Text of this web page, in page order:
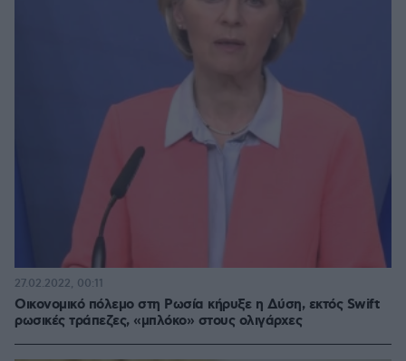
Οικονομικό πόλεμο στη Ρωσία κήρυξε η Δύση, εκτός Swift
ρωσικές τράπεζες, «μπλόκο» στους ολιγάρχες
27.02.2022, 00:11